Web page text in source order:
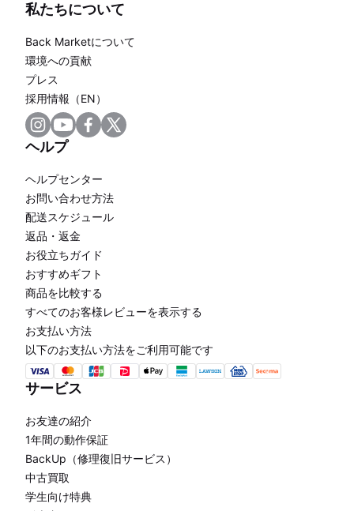
私たちについて
Back Marketについて
環境への貢献
プレス
採用情報（EN）
ヘルプ
ヘルプセンター
お問い合わせ方法
配送スケジュール
返品・返金
お役立ちガイド
おすすめギフト
商品を比較する
すべてのお客様レビューを表示する
お支払い方法
以下のお支払い方法をご利用可能です
サービス
お友達の紹介
1年間の動作保証
BackUp（修理復旧サービス）
中古買取
学生向け特典